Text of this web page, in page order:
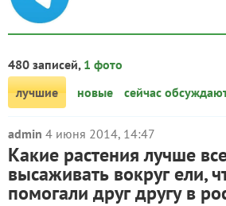
480 записей, 1 фото
лучшие
новые сейчас
admin 4 июня 2014, 14:47
Какие растения лучше
высаживать вокруг ели,
помогали друг другу в